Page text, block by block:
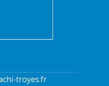
troyes.fr